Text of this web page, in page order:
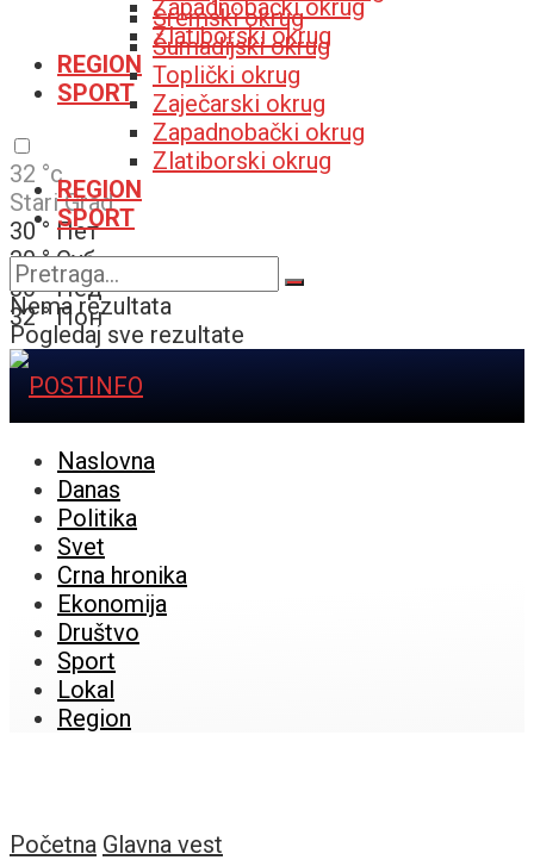
Zapadnobački okrug
Zlatiborski okrug
REGION
SPORT
32 °c
Stari Grad
30 ° Пет
30 ° Суб
30 ° Нед
32 ° Пон
Sremski okrug
Šumadijski okrug
Toplički okrug
Zaječarski okrug
Zapadnobački okrug
Zlatiborski okrug
REGION
SPORT
Nema rezultata
Pogledaj sve rezultate
Naslovna
Danas
Politika
Svet
Crna hronika
Ekonomija
Društvo
Sport
Lokal
Region
Početna Glavna vest